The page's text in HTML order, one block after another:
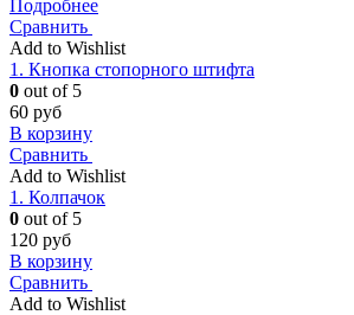
Подробнее
Сравнить
Add to Wishlist
1. Кнопка стопорного штифта
0 out of 5
60 руб
В корзину
Сравнить
Add to Wishlist
1. Колпачок
0 out of 5
120 руб
В корзину
Сравнить
Add to Wishlist